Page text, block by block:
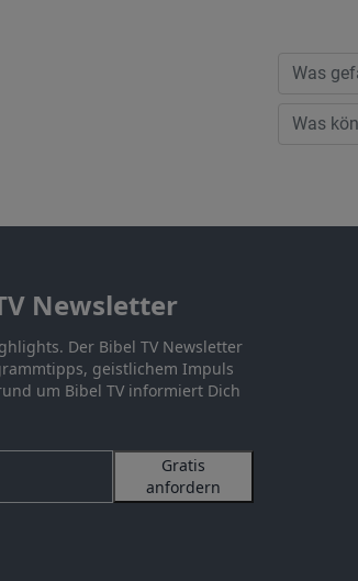
Newsletter
Der Bibel TV Newsletter
geistlichem Impuls
um Bibel TV informiert Dich
Gratis
anfordern